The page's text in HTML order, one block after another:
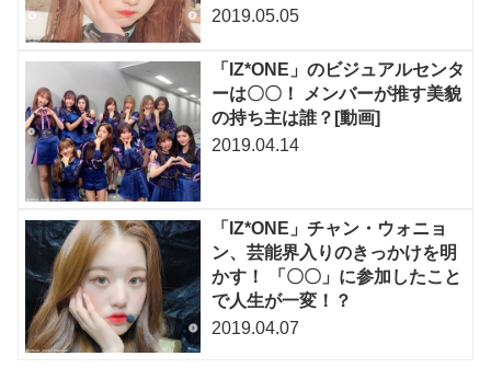
2019.05.05
「IZ*ONE」のビジュアルセンタ
ーは〇〇！ メンバーが推す美貌
の持ち主は誰？[動画]
2019.04.14
「IZ*ONE」チャン・ウォニョ
ン、芸能界入りのきっかけを明
かす！ 「〇〇」に参加したこと
で人生が一変！？
2019.04.07